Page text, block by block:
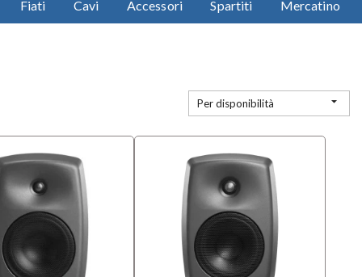
Fiati Cavi Accessori Spartiti Mercatino
Per disponibilità 